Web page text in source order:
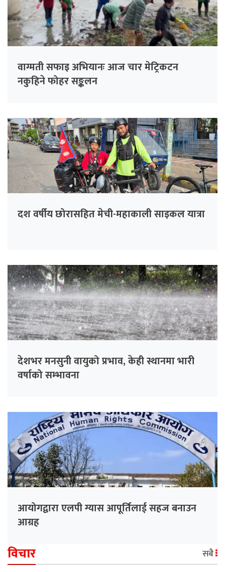
वाग्मती सफाइ अभियानः आज चार मेट्रिकटन
नकुहिने फोहर सङ्कलन
दश वर्षीय छोरासहित मेची-महाकाली साइकल यात्रा
देशभर मनसुनी वायुको प्रभाव, केही स्थानमा भारी
वर्षाको सम्भावना
आयोगद्वारा एलपी ग्यास आपूर्तिलाई सहज बनाउन
आग्रह
विचार सबै